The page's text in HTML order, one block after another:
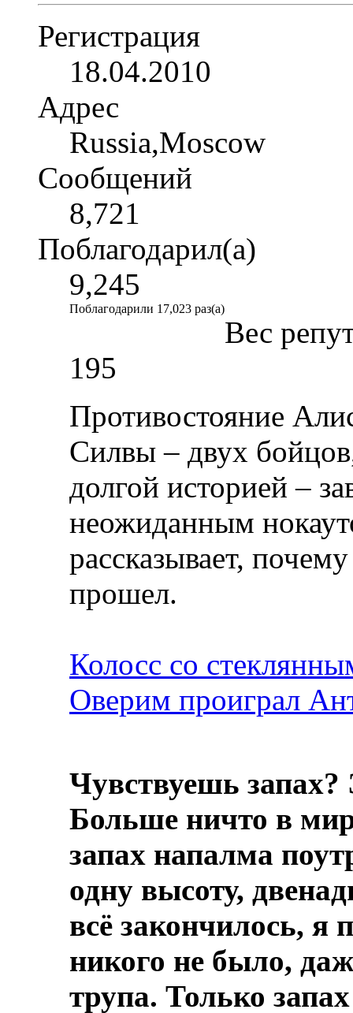
Регистрация
18.04.2010
Адрес
Russia,Moscow
Сообщений
8,721
Поблагодарил(а)
9,245
Поблагодарили 17,023 раз(а)
Вес
195
Противостояние
Силвы – двух
долгой историей –
неожиданным
рассказывает,
прошел.
Колосс со
Оверим проиграл
Чувствуешь
Больше ничто в
запах напалма
одну высоту,
всё закончилось, я
никого не было,
трупа. Только